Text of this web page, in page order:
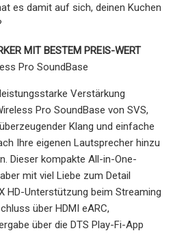
es damit auf sich, deinen Kuchen
MIT BESTEM PREIS-WERT
Pro SoundBase
Verstärkung
Pro SoundBase von SVS,
Klang und einfache
Ihre eigenen Lautsprecher hinzu
Dieser kompakte All-in-One-
mit viel Liebe zum Detail
HD-Unterstützung beim Streaming
über HDMI eARC,
über die DTS Play-Fi-App